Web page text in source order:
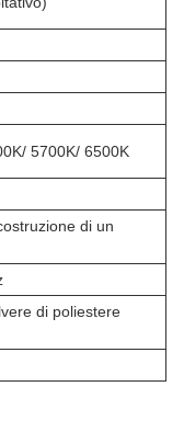
5700K/ 6500K
di un
di poliestere